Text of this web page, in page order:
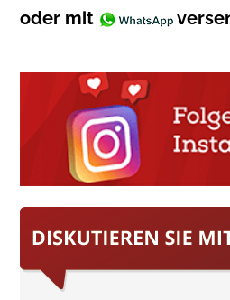
oder mit